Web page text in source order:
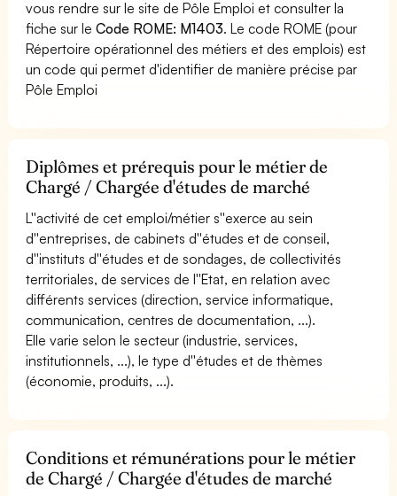
vous rendre sur le site de Pôle Emploi et consulter la
fiche sur leCode ROME: M1403. Le code ROME (pour
Répertoire opérationnel des métiers et des emplois) est
un code qui permet d'identifier de manière précise par
Pôle Emploi
Diplômes et prérequis pour le métier de
Chargé / Chargée d'études de marché
L''activité de cet emploi/métier s''exerce au sein
d''entreprises, de cabinets d''études et de conseil,
d''instituts d''études et de sondages, de collectivités
territoriales, de services de l''Etat, en relation avec
différents services (direction, service informatique,
communication, centres de documentation, ...).
Elle varie selon le secteur (industrie, services,
institutionnels, ...), le type d''études et de thèmes
(économie, produits, ...).
Conditions et rémunérations pour le métier
de Chargé / Chargée d'études de marché